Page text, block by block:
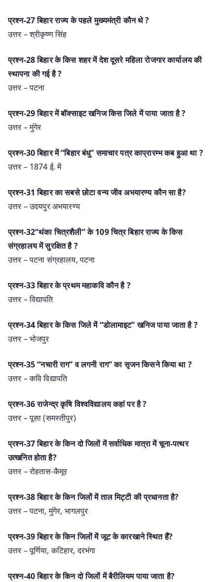
प्रश्न-27 बिहार राज्य के पहले मुख्यमंत्री कौन थे ?
उत्तर – श्रीकृष्ण सिंह
प्रश्न-28 बिहार के किस शहर में देश दूसरे महिला रोजगार कार्यालय की
स्थापना की गई है ?
उत्तर – पटना
प्रश्न-29 बिहार में बॉक्साइट खनिज किस जिले में पाया जाता है ?
उत्तर – मुंगेर
प्रश्न-30 बिहार में “बिहार बंधु” समाचार पत्र काप्रारम्भ कब हुआ था ?
उत्तर – 1874 ई. में
प्रश्न-31 बिहार का सबसे छोटा वन्य जीव अभयारण्य कौन सा है?
उत्तर – उदयपुर अभयारण्य
प्रश्न-32“थंका चित्रशैली” के 109 चित्र बिहार राज्य के किस
संग्रहालय में सुरक्षित है ?
उत्तर – पटना संग्रहालय, पटना
प्रश्न-33 बिहार के प्रथम महाकवि कौन है ?
उत्तर – विद्यापति
प्रश्न-34 बिहार के किस जिले में “डोलामाइट” खनिज पाया जाता है ?
उत्तर – भोजपुर
प्रश्न-35 “नचारी राग” व लगनी राग” का सृजन किसने किया था ?
उत्तर – कवि विद्यापति
प्रश्न-36 राजेन्द्र कृषि विश्वविद्यालय कहां पर है ?
उत्तर – पूसा (समस्तीपुर)
प्रश्न-37 बिहार के किन दो जिलों में सर्वाधिक मात्रा में चूना-पत्थर
उत्खनित होता है?
उत्तर – रोहतास-कैमूर
प्रश्न-38 बिहार के किन जिलों में ताल मिट्टी की प्रधानता है?
उत्तर – पटना, मुंगेर, भागलपुर
प्रश्न-39 बिहार के किन जिलों में जूट के कारखाने स्थित हैं?
उत्तर – पूर्णिया, कटिहार, दरभंगा
प्रश्न-40 बिहार के किन दो जिलों में बैरीलियम पाया जाता है?